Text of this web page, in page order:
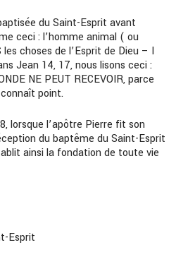
du Saint-Esprit avant
ceci : l’homme animal ( ou
choses de l’Esprit de Dieu – I
Jean 14, 17, nous lisons ceci :
NE PEUT RECEVOIR, parce
point.
lorsque l’apôtre Pierre fit son
du baptême du Saint-Esprit
ainsi la fondation de toute vie
Esprit